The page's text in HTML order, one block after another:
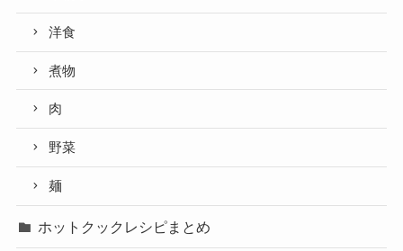
洋食
煮物
肉
野菜
麺
ホットクックレシピまとめ